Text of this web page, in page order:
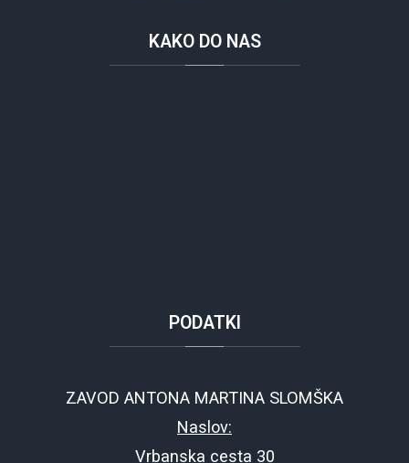
KAKODO NAS
PODATKI
ZAVOD ANTONA MARTINA SLOMŠKA
Naslov:
Vrbanska cesta 30